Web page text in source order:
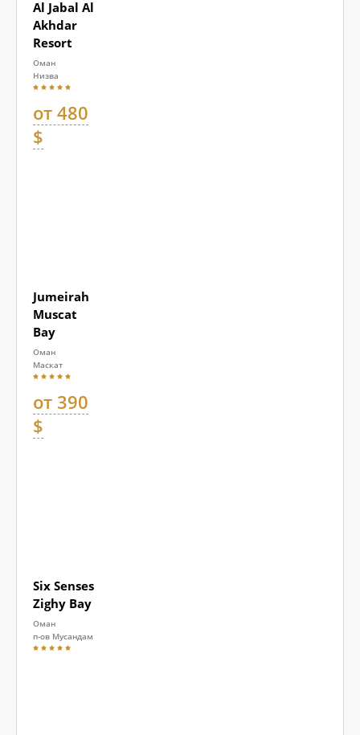
Al Jabal Al
Akhdar
Resort
Оман
Низва
от 480
$
Jumeirah
Muscat
Bay
Оман
Маскат
от 390
$
Six Senses
Zighy Bay
Оман
п-ов Мусандам